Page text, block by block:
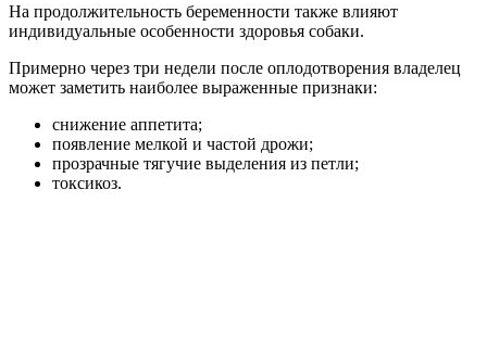
На продолжительность беременности также влияют
индивидуальные особенности здоровья собаки.
Примерно через три недели после оплодотворения владелец
может заметить наиболее выраженные признаки:
снижение аппетита;
появление мелкой и частой дрожи;
прозрачные тягучие выделения из петли;
токсикоз.